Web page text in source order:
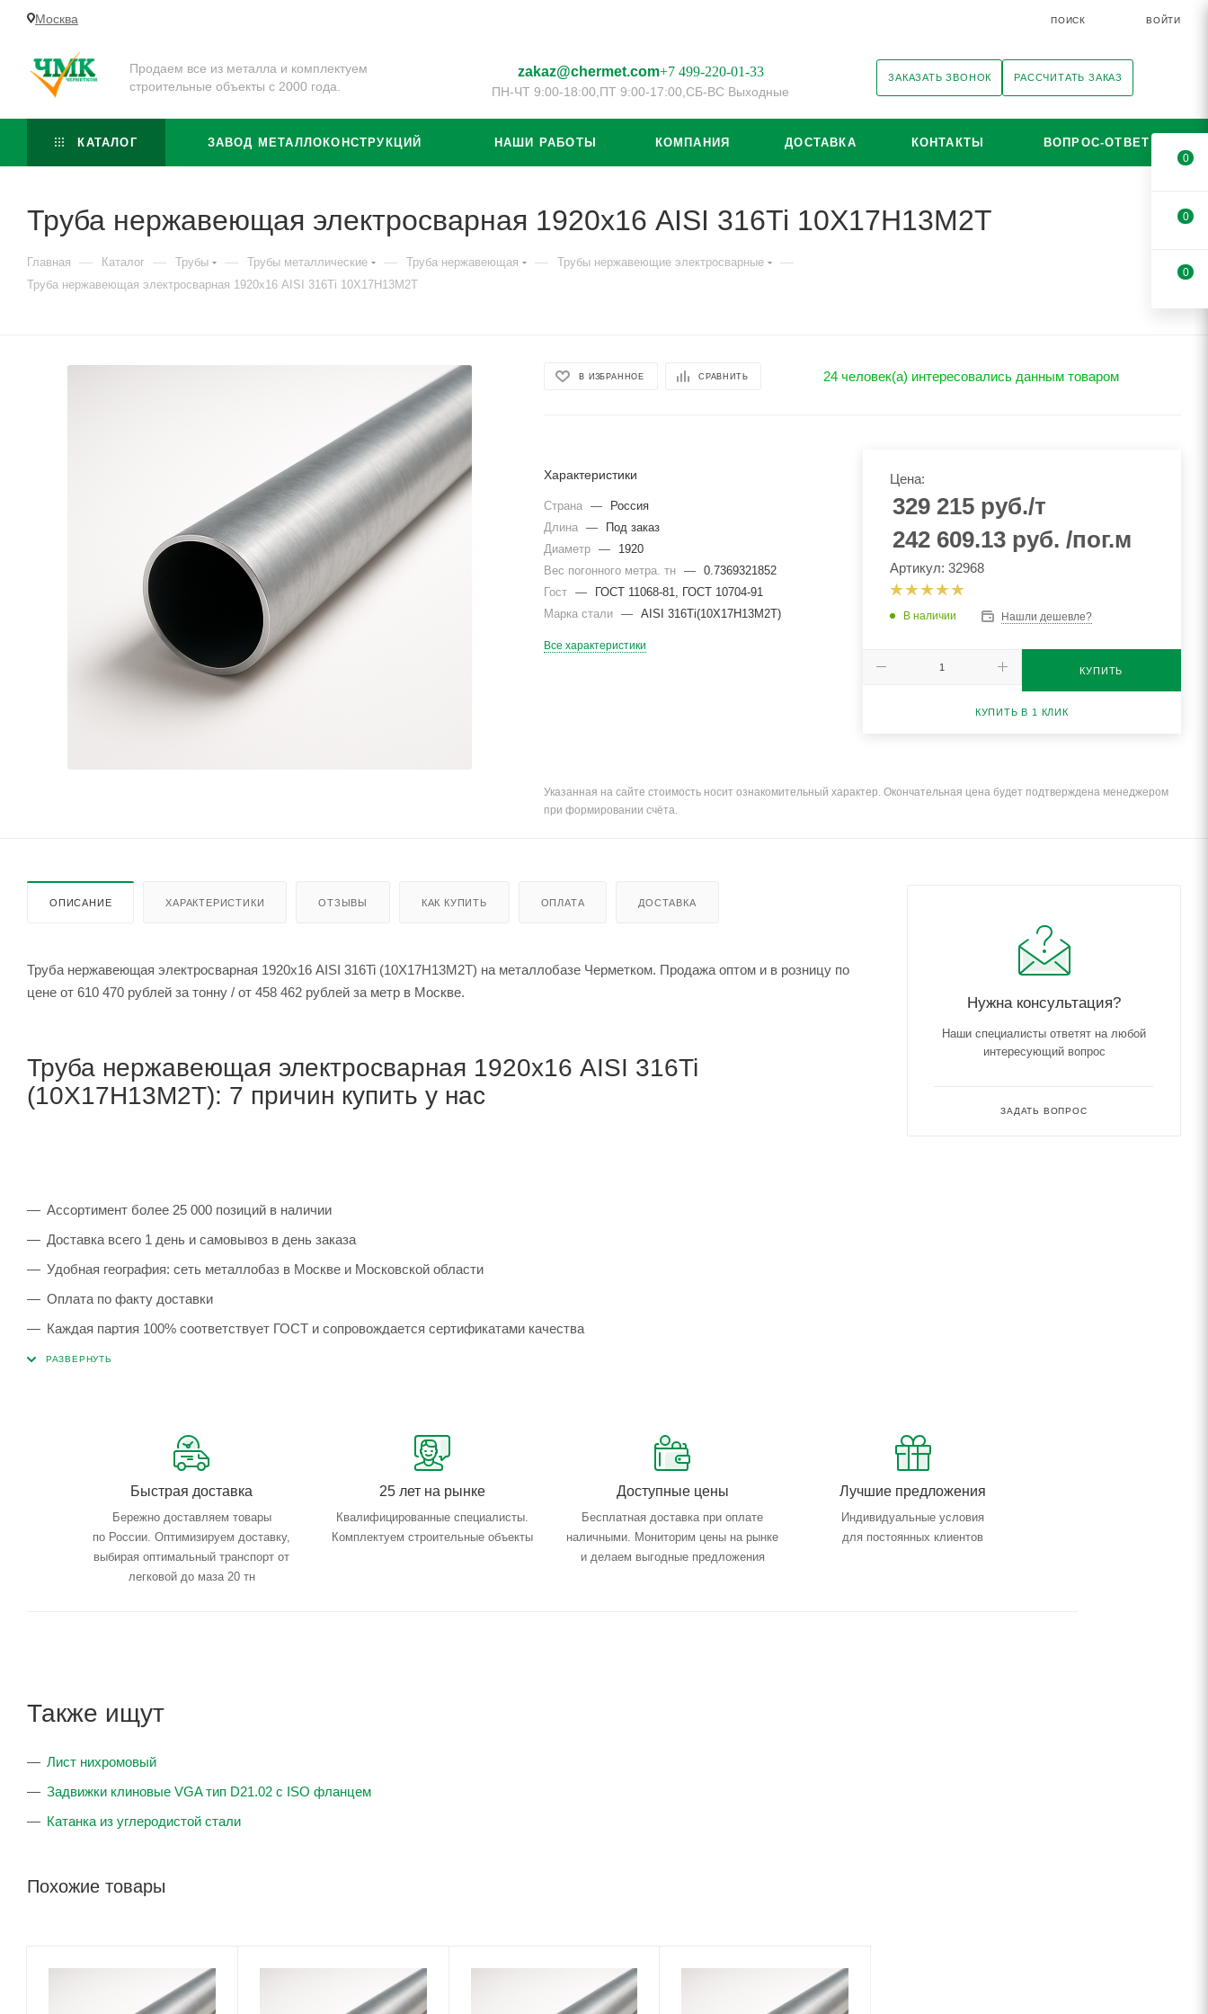
Москва ПОИСК ВОЙТИ
Продаем все из металла и комплектуем
строительные объекты с 2000 года.
zakaz@chermet.com+7 499-220-01-33
ПН-ЧТ 9:00-18:00, ПТ 9:00-17:00, СБ-ВС Выходные
ЗАКАЗАТЬ ЗВОНОК РАССЧИТАТЬ ЗАКАЗ
КАТАЛОГ ЗАВОД МЕТАЛЛОКОНСТРУКЦИЙ НАШИ РАБОТЫ КОМПАНИЯ ДОСТАВКА КОНТАКТЫ ВОПРОС-ОТВЕТ
Труба нержавеющая электросварная 1920х16 AISI 316Ti 10Х17Н13М2Т
Главная — Каталог — Трубы — Трубы металлические — Труба нержавеющая — Трубы нержавеющие электросварные —
Труба нержавеющая электросварная 1920х16 AISI 316Ti 10Х17Н13М2Т
В ИЗБРАННОЕ СРАВНИТЬ 24 человек(а) интересовались данным товаром
Характеристики
Страна —
Россия
Длина
—
Под заказ
Диаметр
—
1920
Вес погонного метра. тн
—
0.7369321852
Гост
—
ГОСТ 11068-81, ГОСТ 10704-91
Марка стали
— AISI 316Ti(10Х17Н13М2Т)
Все характеристики
Цена:
329 215руб./т
242 609.13 руб. /пог.м
Артикул: 32968
В наличии Нашли дешевле?
КУПИТЬ
КУПИТЬ В 1 КЛИК
Указанная на сайте стоимость носит ознакомительный характер. Окончательная цена будет подтверждена менеджером
при формировании счёта.
ОПИСАНИЕ ХАРАКТЕРИСТИКИ ОТЗЫВЫ КАК КУПИТЬ ОПЛАТА ДОСТАВКА
Труба нержавеющая электросварная 1920х16 AISI 316Ti (10Х17Н13М2Т) на металлобазе Черметком. Продажа оптом и в розницу по
цене от 610 470 рублей за тонну / от 458 462 рублей за метр в Москве.
Труба нержавеющая электросварная 1920х16 AISI 316Ti
(10Х17Н13М2Т): 7 причин купить у нас
Ассортимент более 25 000 позиций в наличии
Доставка всего 1 день и самовывоз в день заказа
Удобная география: сеть металлобаз в Москве и Московской области
Оплата по факту доставки
Каждая партия 100% соответствует ГОСТ и сопровождается сертификатами качества
Сервисные услуги: резка, гибка, металлообработка
Быстрая доставка
Бережно доставляем товары
по России. Оптимизируем доставку,
выбирая оптимальный транспорт от
легковой до маза 20 тн
25 лет на рынке
Квалифицированные специалисты.
Комплектуем строительные объекты
Доступные цены
Бесплатная доставка при оплате
наличными. Мониторим цены на рынке
и делаем выгодные предложения
Лучшие предложения
Индивидуальные условия
для постоянных клиентов
Также ищут
Лист нихромовый
Задвижки клиновые VGA тип D21.02 с ISO фланцем
Катанка из углеродистой стали
Похожие товары
Нужна консультация?
Наши специалисты ответят на любой
интересующий вопрос
ЗАДАТЬ ВОПРОС
0
0
0